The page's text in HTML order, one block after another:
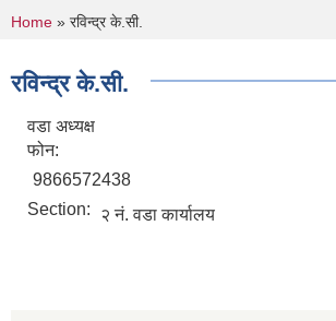
You are here
Home » रविन्द्र के.सी.
रविन्द्र के.सी.
वडा अध्यक्ष
फोन:
9866572438
Section:
२ नं. वडा कार्यालय